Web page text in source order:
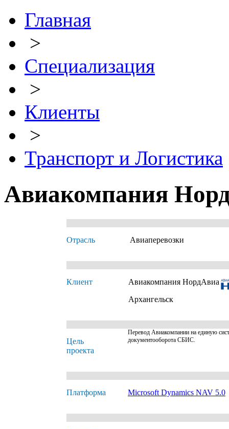
Главная
>
Специализация
>
Клиенты
>
Транспорт и Логистика
Авиакомпания
Отрасль Авиаперевозки
Клиент
Авиакомпания НордАвиа
Архангельск
Цель
проекта
Перевод Авиакомпании на единую
документооборота СБИС.
Платформа Microsoft Dynamics NAV 5.0